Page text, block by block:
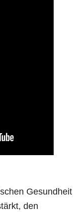
Gesundheit
den